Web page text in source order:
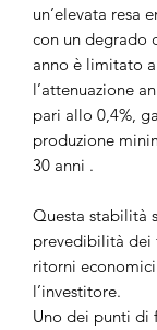
un’elevata resa
con un degrado
anno è limitato
l’attenuazione
pari allo 0,4%,
produzione
30 anni .
Questa stabilità
prevedibilità dei
ritorni
l’investitore.
Uno dei punti di